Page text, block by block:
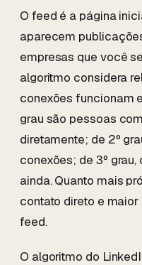
O feed é a página
aparecem
empresas que você
algoritmo considera
conexões funcionam
grau são pessoas
diretamente; de 2º
conexões; de 3º
ainda. Quanto mais
contato direto e
feed.
O algoritmo do